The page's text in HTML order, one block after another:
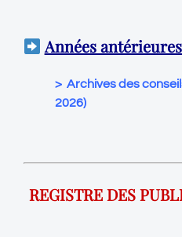
Années
> Archives des
2026)
REGISTRE DES